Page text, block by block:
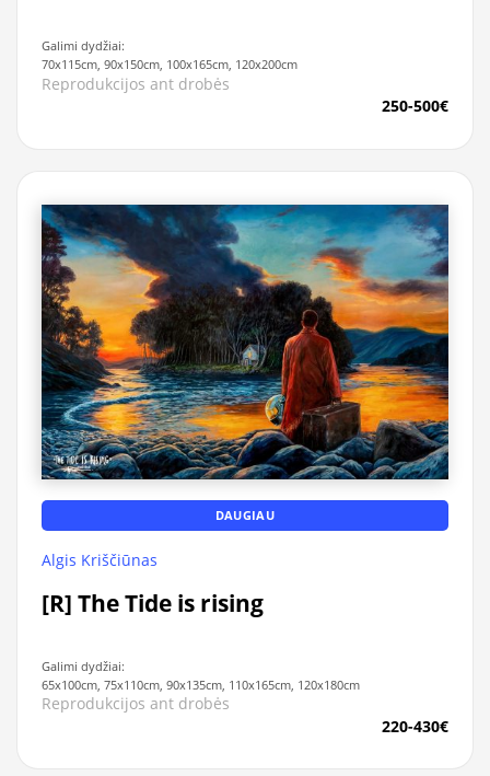
Galimi dydžiai:
70x115cm, 90x150cm, 100x165cm, 120x200cm
Reprodukcijos ant drobės
250-500€
DAUGIAU
Algis Kriščiūnas
[R] The Tide is rising
Galimi dydžiai:
65x100cm, 75x110cm, 90x135cm, 110x165cm, 120x180cm
Reprodukcijos ant drobės
220-430€